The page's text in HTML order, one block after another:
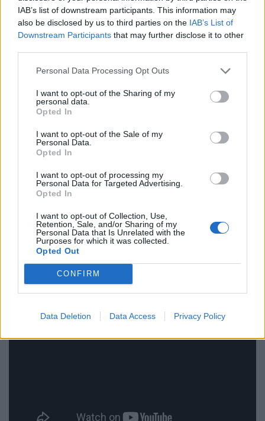
IAB’s list of downstream participants. This information may
also be disclosed by us to third parties on the IAB’s List of
Downstream Participants that may further disclose it to other
Personal Data Processing Opt Outs
I want to opt-out of the Sharing of my
personal data.
Opted In
I want to opt-out of the Sale of my
Personal Data.
Opted In
I want to opt-out of processing my
Personal Data for Targeted Advertising.
Opted In
I want to opt-out of Collection, Use,
Retention, Sale, and/or Sharing of my
Personal Data that Is Unrelated with the
Purposes for which it was collected.
Opted Out
CONFIRM
Data Deletion Data Access Privacy Policy
Antlers
του Σκοτ Κούπερ. Με τους Κέρι Ράσελ, Τζέσι
Πλέμονς, Τζέρεμι Τ. Τόμας, Γκρέιαμ Γκρίν.
Τρόμου 2021, ΗΠΑ 99’
(Κέρι Ράσελ) και ο αδερφός της (Τζέσι Πλέμονς), ο
τοπικός σερίφης, ανακαλύπτουν πως ένας νεαρός
μαθητής (Τζέι Τι Κόρμπιτ) κρύβει ένα επικίνδυνο
μυστικό με τρομακτικές συνέπειες.